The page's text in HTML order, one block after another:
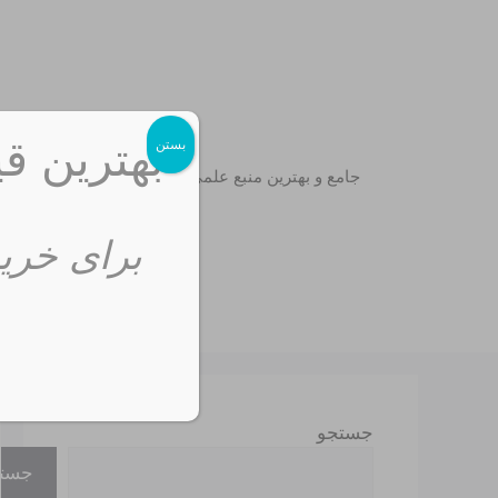
جامع و بهترین منبع علمی
جستجو
بهترین
برای
بستن